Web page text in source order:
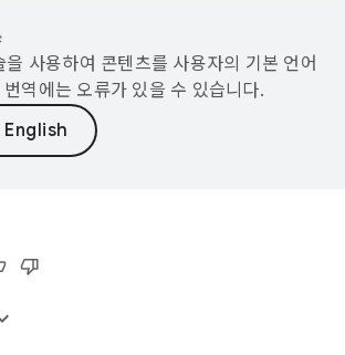
사용하여 콘텐츠를 사용자의 기본 언어
역에는 오류가 있을 수 있습니다.